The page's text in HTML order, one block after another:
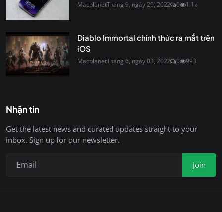
MacplanetTháng 9, ngày 29, 2022 0 1.1k
Diablo Immortal chính thức ra mắt trên
iOS
MacplanetTháng 6, ngày 03, 2022 0 993
Nhận tin
Get the latest news and curated updates straight to your
inbox. Sign up for our newsletter.
Join